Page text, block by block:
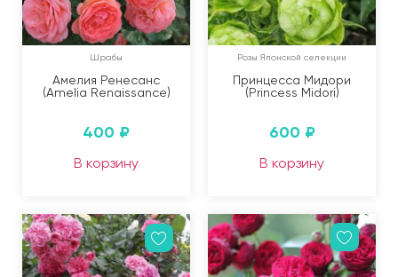
Шрабы
Амелия Ренесанс
(Amelia Renaissance)
400 ₽
В корзину
Розы Японской селекции
Принцесса Мидори
(Princess Midori)
600 ₽
В корзину